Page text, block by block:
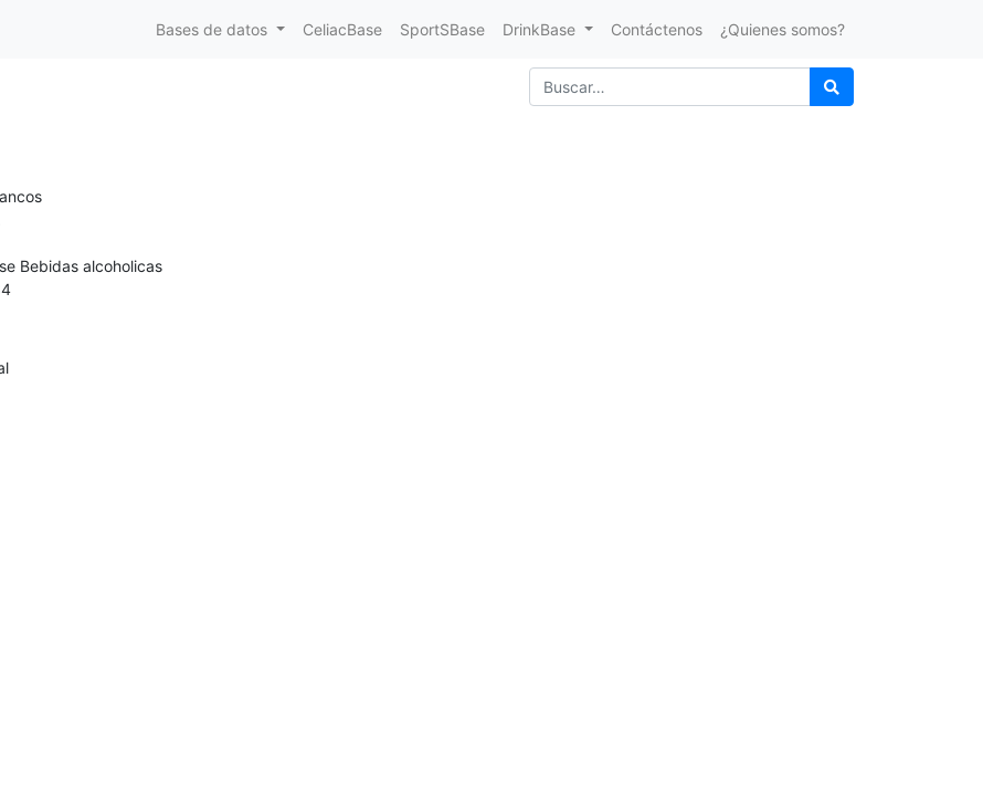
Bases de datos CeliacBase SportSBase DrinkBase Contáctenos ¿Quienes somos?
Bebidas alcoholicas